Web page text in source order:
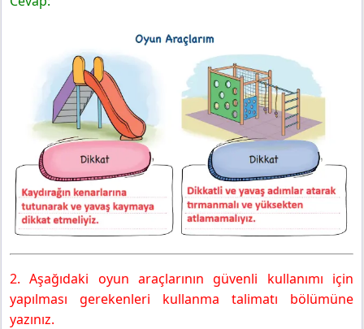
2. Aşağıdaki oyun araçlarının güvenli kullanımı için
yapılması gerekenleri kullanma talimatı bölümüne
yazınız.